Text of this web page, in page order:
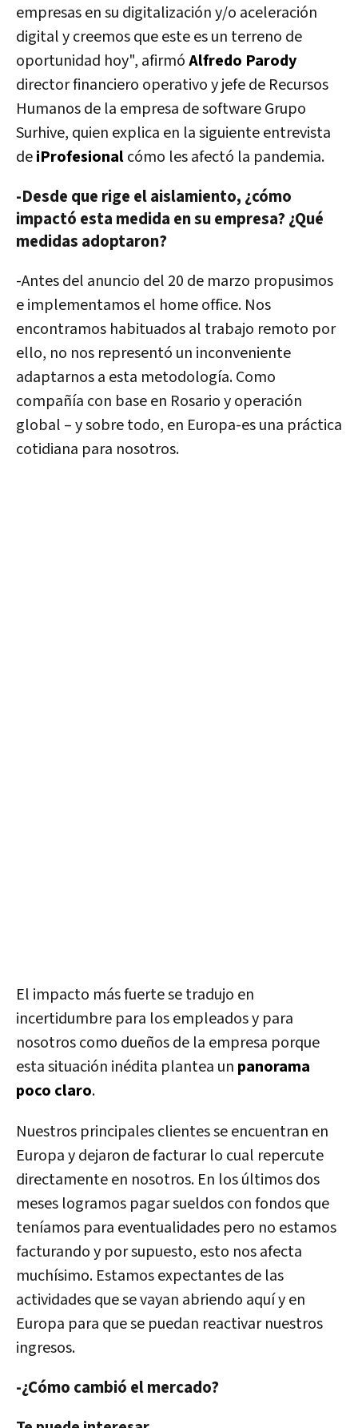
empresas en su digitalización y/o aceleración
digital y creemos que este es un terreno de
oportunidad hoy", afirmóAlfredo Parody
director financiero operativo y jefe de Recursos
Humanos de la empresa de software Grupo
Surhive, quien explica en la siguiente entrevista
deiProfesionalcómo les afectó la pandemia.
-Desde que rige el aislamiento, ¿cómo
impactó esta medida en su empresa? ¿Qué
medidas adoptaron?
-Antes del anuncio del 20 de marzo propusimos
e implementamos el home office. Nos
encontramos habituados al trabajo remoto por
ello, no nos representó un inconveniente
adaptarnos a esta metodología. Como
compañía con base en Rosario y operación
global – y sobre todo, en Europa-es una práctica
cotidiana para nosotros.
El impacto más fuerte se tradujo en
incertidumbre para los empleados y para
nosotros como dueños de la empresa porque
esta situación inédita plantea un panorama
poco claro.
Nuestros principales clientes se encuentran en
Europa y dejaron de facturar lo cual repercute
directamente en nosotros. En los últimos dos
meses logramos pagar sueldos con fondos que
teníamos para eventualidades pero no estamos
facturando y por supuesto, esto nos afecta
muchísimo. Estamos expectantes de las
actividades que se vayan abriendo aquí y en
Europa para que se puedan reactivar nuestros
ingresos.
-¿Cómo cambió el mercado?